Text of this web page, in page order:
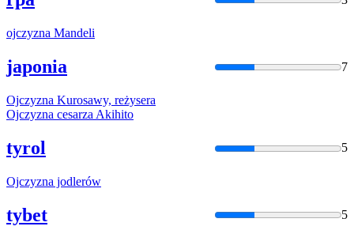
ojczyzna Mandeli
japonia 7
Ojczyzna Kurosawy, reżysera
Ojczyzna cesarza Akihito
tyrol 5
Ojczyzna jodlerów
tybet 5